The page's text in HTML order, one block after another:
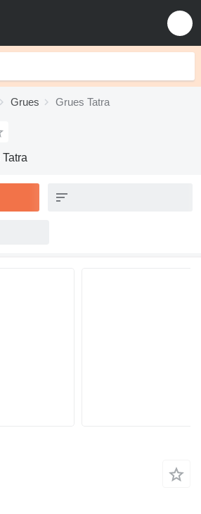
Grues Grues Tatra